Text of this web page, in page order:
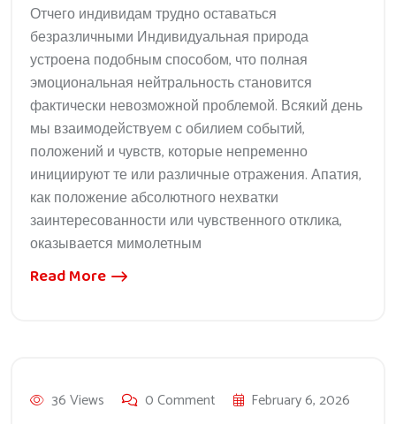
Отчего индивидам трудно оставаться
безразличными Индивидуальная природа
устроена подобным способом, что полная
эмоциональная нейтральность становится
фактически невозможной проблемой. Всякий день
мы взаимодействуем с обилием событий,
положений и чувств, которые непременно
инициируют те или различные отражения. Апатия,
как положение абсолютного нехватки
заинтересованности или чувственного отклика,
оказывается мимолетным
Read More
36 Views 0 Comment February 6, 2026